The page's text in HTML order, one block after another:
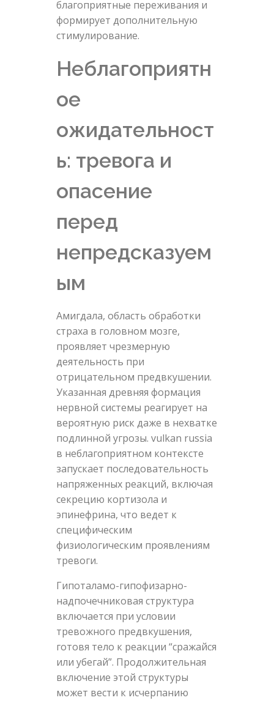
благоприятные переживания и
формирует дополнительную
стимулирование.
Неблагоприятн
ое
ожидательност
ь: тревога и
опасение
перед
непредсказуем
ым
Амигдала, область обработки
страха в головном мозге,
проявляет чрезмерную
деятельность при
отрицательном предвкушении.
Указанная древняя формация
нервной системы реагирует на
вероятную риск даже в нехватке
подлинной угрозы. vulkan russia
в неблагоприятном контексте
запускает последовательность
напряженных реакций, включая
секрецию кортизола и
эпинефрина, что ведет к
специфическим
физиологическим проявлениям
тревоги.
Гипоталамо-гипофизарно-
надпочечниковая структура
включается при условии
тревожного предвкушения,
готовя тело к реакции “сражайся
или убегай”. Продолжительная
включение этой структуры
может вести к исчерпанию